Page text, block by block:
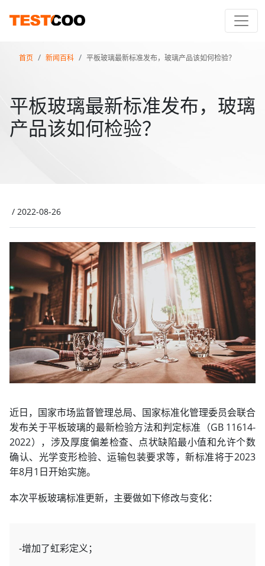
首页 新闻百科 平板玻璃最新标准发布，玻璃产品该如何检验？
平板玻璃最新标准发布，玻璃
产品该如何检验？
/ 2022-08-26
近日，国家市场监督管理总局、国家标准化管理委员会联合
发布关于平板玻璃的最新检验方法和判定标准（GB 11614-
2022），涉及厚度偏差检查、点状缺陷最小值和允许个数
确认、光学变形检验、运输包装要求等，新标准将于2023
年8月1日开始实施。
本次平板玻璃标准更新，主要做如下修改与变化：
-增加了虹彩定义；